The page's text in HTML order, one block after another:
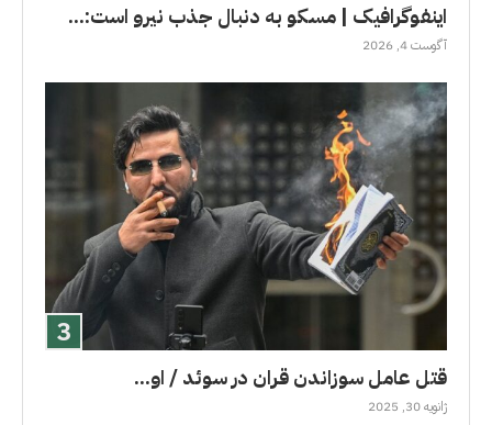
اینفوگرافیک | مسکو به دنبال جذب نیرو است:...
آگوست 4, 2026
قتل عامل سوزاندن قران در سوئد / او...
ژانویه 30, 2025